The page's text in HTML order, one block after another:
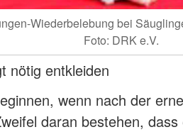
Wiederbelebung bei
Foto: DRK e.V.
nötig entkleiden
wenn nach der
daran bestehen,